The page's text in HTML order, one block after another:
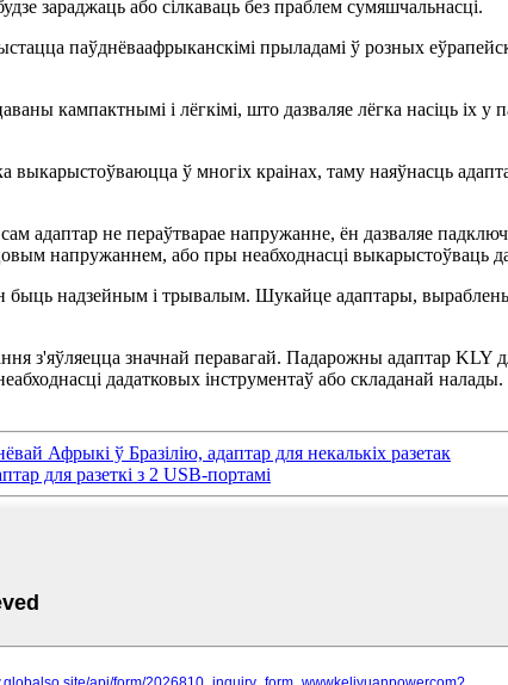
зараджаць або сілкаваць без праблем сумяшчальнасці.
паўднёваафрыканскімі прыладамі ў розных
кампактнымі і лёгкімі, што дазваляе лёгка насіць
выкарыстоўваюцца ў многіх краінах, таму наяўнасць
адаптар не пераўтварае напружанне, ён дазваляе
напружаннем, або пры неабходнасці выкарыстоўваць
надзейным і трывалым. Шукайце адаптары,
з'яўляецца значнай перавагай. Падарожны адаптар
дадатковых інструментаў або складанай налады.
Афрыкі ў Бразілію, адаптар для некалькіх разетак
для разеткі з 2 USB-портамі